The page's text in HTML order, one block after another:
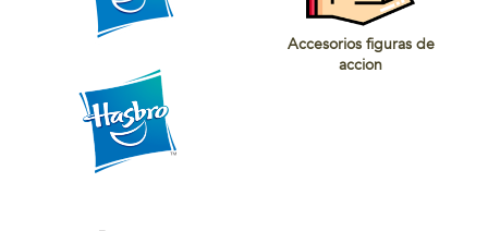
Accesorios figuras de
accion